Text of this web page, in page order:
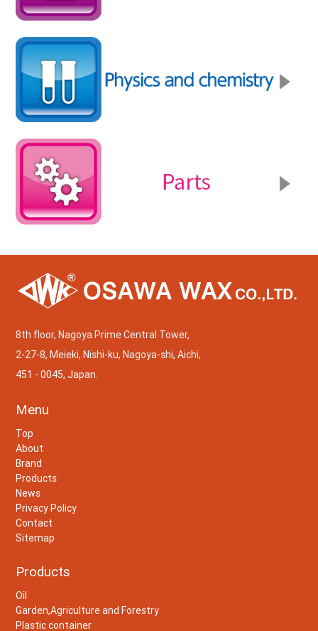
8th floor, Nagoya Prime Central Tower,
2-27-8, Meieki, Nishi-ku, Nagoya-shi, Aichi,
451 - 0045, Japan.
Menu
Top
About
Brand
Products
News
Privacy Policy
Contact
Sitemap
Products
Oil
Garden,Agriculture and Forestry
Plastic container